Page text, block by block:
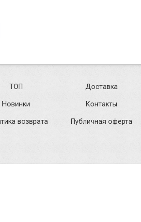
ТОП
Новинки
возврата
Доставка
Контакты
Публичная оферта